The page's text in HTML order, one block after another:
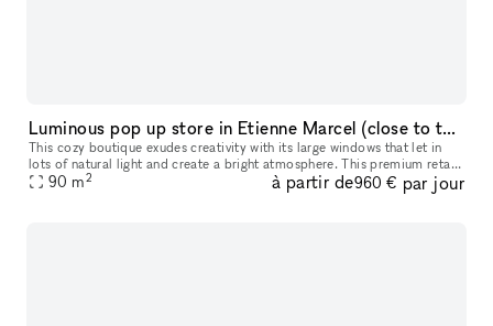
Luminous pop up store in Etienne Marcel (close to the Marais)
This cozy boutique exudes creativity with its large windows that let in
lots of natural light and create a bright atmosphere. This premium retail
space is modern with contemporary interiors with whit
90 m2 à partir de960 € par jour